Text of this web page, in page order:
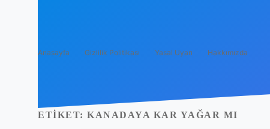
Anasayfa Gizlilik Politikası Yasal Uyarı Hakkımızda
ETIKET: KANADAYA KAR YAĞAR MI